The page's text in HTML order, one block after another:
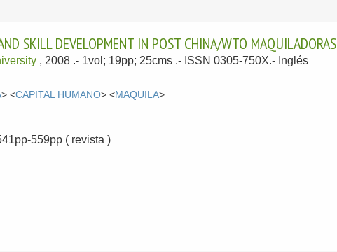
SKILL DEVELOPMENT IN POST CHINA/WTO MAQUILADORAS
, 2008 .- 1vol; 19pp; 25cms .- ISSN 0305-750X.- Inglés
> <CAPITAL HUMANO> <MAQUILA>
559pp ( revista )